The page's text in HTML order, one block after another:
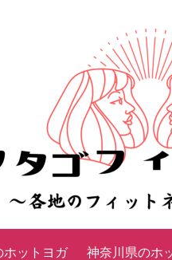
ホットヨガ 神奈川県のホ